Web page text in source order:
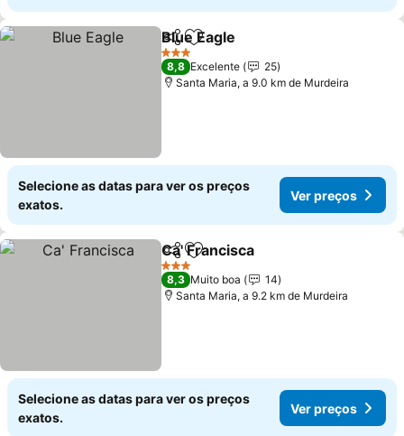
PartilharAdicionar aos favoritos
Blue Eagle
3 Estrelas
8,8 Excelente
25
Santa Maria, a 9.0 km de Murdeira
Selecione as datas para ver os preços
exatos.
Ver preços
PartilharAdicionar aos favoritos
Ca' Francisca
3 Estrelas
8,3 Muito boa
14
Santa Maria, a 9.2 km de Murdeira
Selecione as datas para ver os preços
exatos.
Ver preços